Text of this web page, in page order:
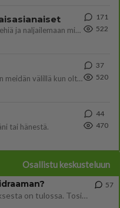
Tulevat tänne palstalle haukkumaan miehiä ja naljailemaan miehelle, kehuvat olevansa heitä parempia. Itse asuvat MIEHE
171
522
Muru, sä oot ihana. Tunsitko sen sähkön meidän välillä kun oltiin ihan låhekkäin? 👩‍❤️‍👩❤️😼😘
37
520
tai hänestä.
44
470
Osallistu keskusteluun
Uusi draamasarja järkyttävästä tapauksesta on tulossa. Tositapahtumiin perustuva sarja ammentaa vuoden 1986 Mikkelin pan
57